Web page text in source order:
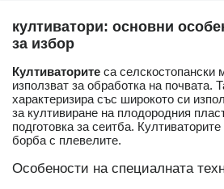
култиватори: основни
за избор
Култиваторите са селскостопански
използват за обработка на почвата.
характеризира със широкото си
за култивиране на плодородния
подготовка за сеитба.
борба с плевелите.
Особености на специалната